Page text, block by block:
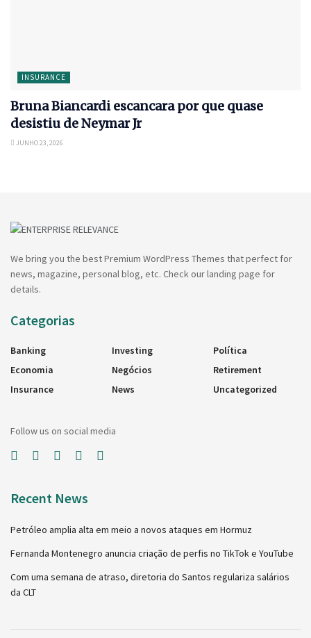
INSURANCE
Bruna Biancardi escancara por que quase
desistiu de Neymar Jr
JUNHO 23, 2026
We bring you the best Premium WordPress Themes that perfect for
news, magazine, personal blog, etc. Check our landing page for
details.
Categorias
Banking
Economia
Insurance
Investing
Negócios
News
Política
Retirement
Uncategorized
Follow us on social media
Recent News
Petróleo amplia alta em meio a novos ataques em Hormuz
Fernanda Montenegro anuncia criação de perfis no TikTok e YouTube
Com uma semana de atraso, diretoria do Santos regulariza salários
da CLT